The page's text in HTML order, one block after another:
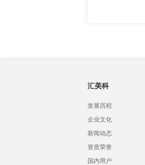
汇美科
发展历程
企业文化
新闻动态
资质荣誉
国内用户